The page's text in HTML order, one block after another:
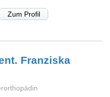
Zum Profil
Franziska